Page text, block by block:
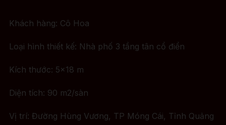
Khách hàng: Cô Hoa
Loại hình thiết kế: Nhà phố 3 tầng tân cổ điển
Kích thước: 5×18 m
Diện tích: 90 m2/sàn
Vị trí: Đường Hùng Vương, TP Móng Cái, Tỉnh Quảng